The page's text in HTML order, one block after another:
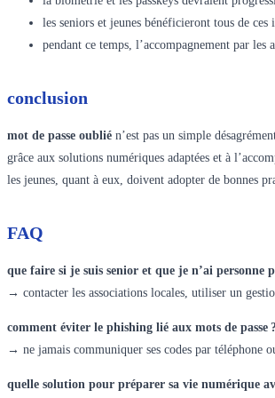
les seniors et jeunes bénéficieront tous de
pendant ce temps, l’accompagnement par les
conclusion
mot de passe oublié n’est pas un simple
grâce aux solutions numériques adaptées et à
les jeunes, quant à eux, doivent adopter de bonnes
FAQ
que faire si je suis senior et que je n’ai personne
→ contacter les associations locales, utiliser un
comment éviter le phishing lié aux mots de passe
→ ne jamais communiquer ses codes par téléphone
quelle solution pour préparer sa vie numérique